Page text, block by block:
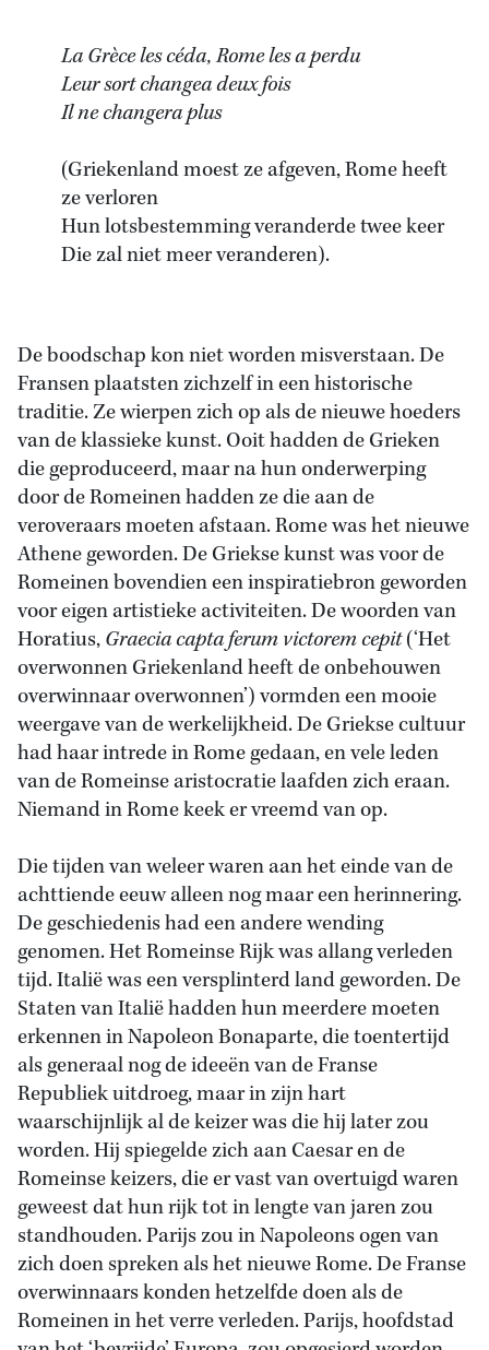
La Grèce les céda, Rome les a perdu
Leur sort changea deux fois
Il ne changera plus
(Griekenland moest ze afgeven, Rome heeft
ze verloren
Hun lotsbestemming veranderde twee keer
Die zal niet meer veranderen).
De boodschap kon niet worden misverstaan. De
Fransen plaatsten zichzelf in een historische
traditie. Ze wierpen zich op als de nieuwe hoeders
van de klassieke kunst. Ooit hadden de Grieken
die geproduceerd, maar na hun onderwerping
door de Romeinen hadden ze die aan de
veroveraars moeten afstaan. Rome was het nieuwe
Athene geworden. De Griekse kunst was voor de
Romeinen bovendien een inspiratiebron geworden
voor eigen artistieke activiteiten. De woorden van
Horatius,Graecia capta ferum victorem cepit(‘Het
overwonnen Griekenland heeft de onbehouwen
overwinnaar overwonnen’) vormden een mooie
weergave van de werkelijkheid. De Griekse cultuur
had haar intrede in Rome gedaan, en vele leden
van de Romeinse aristocratie laafden zich eraan.
Niemand in Rome keek er vreemd van op.
Die tijden van weleer waren aan het einde van de
achttiende eeuw alleen nog maar een herinnering.
De geschiedenis had een andere wending
genomen. Het Romeinse Rijk was allang verleden
tijd. Italië was een versplinterd land geworden. De
Staten van Italië hadden hun meerdere moeten
erkennen in Napoleon Bonaparte, die toentertijd
als generaal nog de ideeën van de Franse
Republiek uitdroeg, maar in zijn hart
waarschijnlijk al de keizer was die hij later zou
worden. Hij spiegelde zich aan Caesar en de
Romeinse keizers, die er vast van overtuigd waren
geweest dat hun rijk tot in lengte van jaren zou
standhouden. Parijs zou in Napoleons ogen van
zich doen spreken als het nieuwe Rome. De Franse
overwinnaars konden hetzelfde doen als de
Romeinen in het verre verleden. Parijs, hoofdstad